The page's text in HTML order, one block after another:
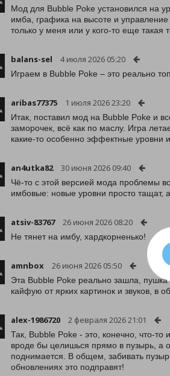
Мод для Bubble Poke установился на
имба, графика на высоте и
только у меня или у кого-то еще такая
balans-sel 4 июля 2026 05:20
Играем в Bubble Poke – это реально
aribas77375 1 июля 2026 23:20
Итак, поставил мод на Bubble Poke и
заморочек, всё как по маслу. Игра
какие-то особенно эффектные уровни
an4utka82 30 июня 2026 09:40
Чё-то с этой версией мода проблемы
имбовые: новые уровни просто тащат,
atsiv-83767 26 июня 2026 08:20
Не тянет на имбу, хардкорненько!
amnbox 26 июня 2026 05:50
Эта Bubble Poke реально зашла,
кайфую от ярких картинок и звуков, в
alex-1986720 2 февраля 2026 21:01
Так, Bubble Poke - это, конечно, что-
вроде бы целишься прямо в пузырь, а
поднимается. В общем, забивать
обновлениях это подправят!